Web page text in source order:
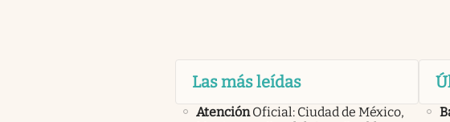
Las más leídas
Atención Oficial: Ciudad de México,